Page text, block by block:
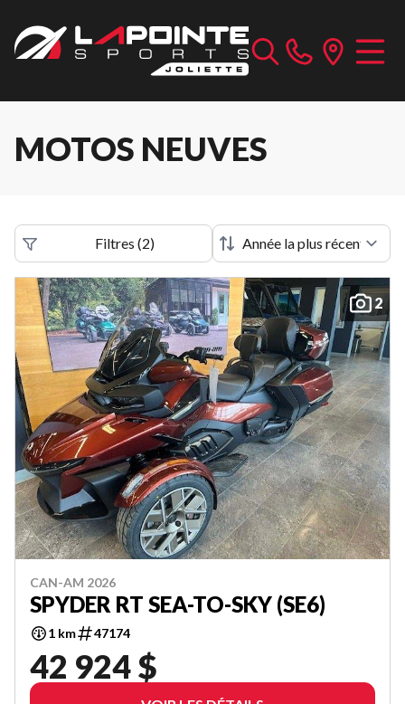
MOTOS NEUVES
Filtres (2)
2
CAN-AM 2026
SPYDER RT SEA-TO-SKY (SE6)
1 km 47174
42 924 $